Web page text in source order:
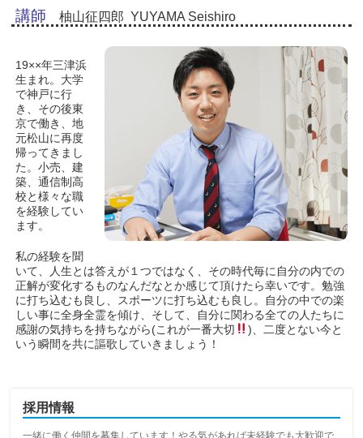
講師 柚山征四郎 YUYAMA Seishiro
19××年三津浜
生まれ。大学
で神戸に行
き、その後東
京で働き、地
元松山に再度
帰ってきまし
た。小売、建
築、通信制高
校と様々な職
を経験してい
ます。
私の経験を聞
いて、人生とは答えが１つではなく、その時代毎に自分の内での
正解が変化するものなんだなとか感じて頂けたら幸いです。勉強
に打ち込むも良し、スポーツに打ち込むも良し。自分の中での楽
しい事に全身全霊を傾け、そして、自分に関わる全ての人たちに
感謝の気持ちを持ちながら(これが一番大切
)、二度とない今と
いう瞬間を共に謳歌していきましょう！
採用情報
一緒に働く仲間を募集しています！やる気があれば未経験でも大歓迎で